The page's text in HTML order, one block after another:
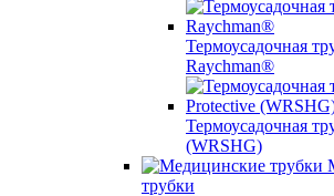
Термоусадочная
Raychman®
Термоусадочная
(WRSHG)
трубки